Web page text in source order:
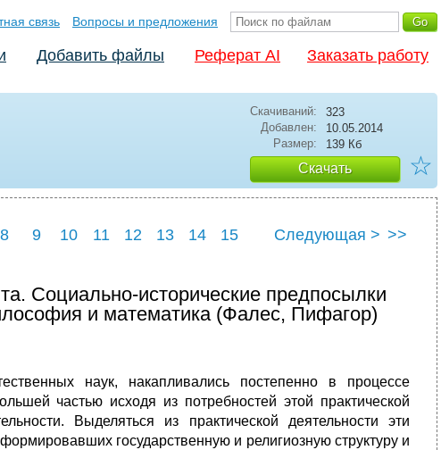
связь Вопросы и предложения
Добавить файлы Реферат AI Заказать работу
Скачиваний:
323
Добавлен:
10.05.2014
Размер:
139 Кб
Скачать ☆
8 9 10 11 12 13 14
15
Следующая > >>
Социально-исторические предпосылки
и математика (Фалес, Пифагор)
наук, накапливались постепенно в процессе
частью исходя из потребностей этой практической
Выделяться из практической деятельности эти
государственную и религиозную структуру и